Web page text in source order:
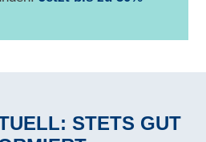
STETS GUT